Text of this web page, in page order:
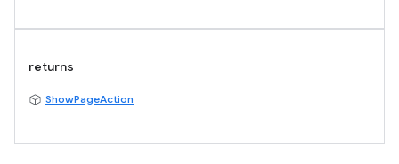
returns
ShowPageAction